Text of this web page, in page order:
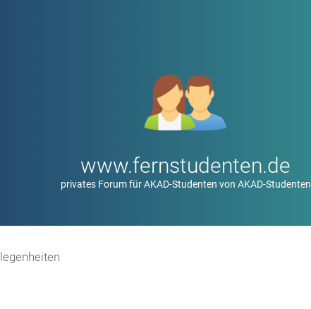
www.fernstudenten.de
privates Forum für AKAD-Studenten von AKAD-Studenten